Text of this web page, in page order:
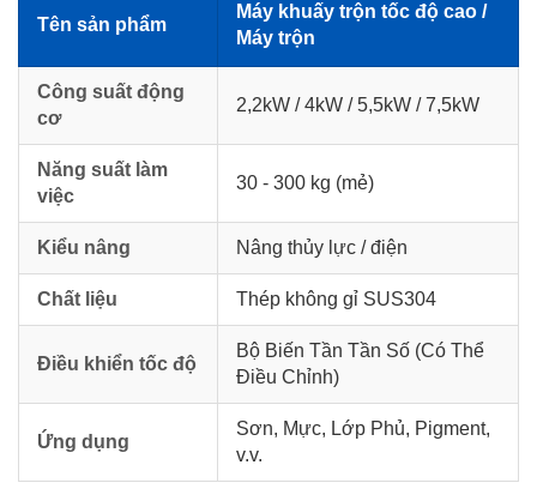
Tên sản phẩm
Máy khuấy trộn tốc độ cao /
Máy trộn
Công suất động
cơ
2,2kW / 4kW / 5,5kW / 7,5kW
Năng suất làm
việc
30 - 300 kg (mẻ)
Kiểu nâng Nâng thủy lực / điện
Chất liệu Thép không gỉ SUS304
Điều khiển tốc độ
Bộ Biến Tần Tần Số (Có Thể
Điều Chỉnh)
Ứng dụng
Sơn, Mực, Lớp Phủ, Pigment,
v.v.